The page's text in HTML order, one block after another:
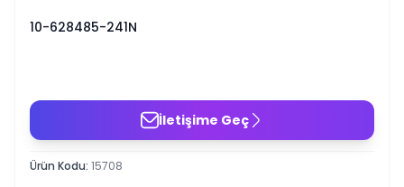
10-628485-241N
İletişime Geç
Ürün Kodu: 15708